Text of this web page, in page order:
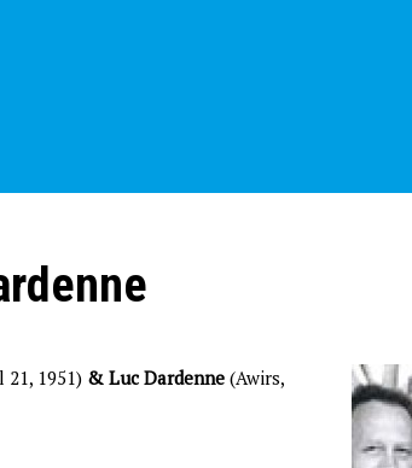
21, 1951) & Luc Dardenne (Awirs,